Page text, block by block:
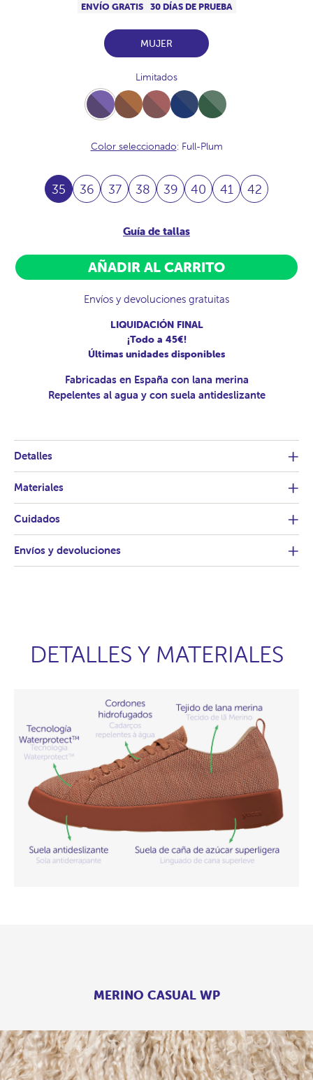
ENVÍO GRATIS 30 DÍAS DE PRUEBA
MUJER
Limitados
Full-
Plum
Full-
Vison
Full-
Praline
Full-
NavyJaspeado
Full-
Bosque
Color seleccionado: Full-Plum
35 36 37 38 39 40 41 42
Guía de tallas
AÑADIR AL CARRITO
Envíos y devoluciones gratuitas
LIQUIDACIÓN FINAL
¡Todo a 45€!
Últimas unidades disponibles
Fabricadas en España con lana merina
Repelentes al agua y con suela antideslizante
Detalles
Materiales
Cuidados
Envíos y devoluciones
DETALLES Y MATERIALES
MERINO CASUAL WP